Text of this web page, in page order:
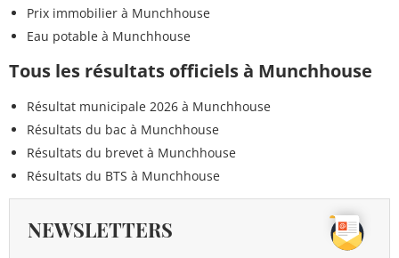
Prix immobilier à Munchhouse
Eau potable à Munchhouse
Tous les résultats officiels à Munchhouse
Résultat municipale 2026 à Munchhouse
Résultats du bac à Munchhouse
Résultats du brevet à Munchhouse
Résultats du BTS à Munchhouse
NEWSLETTERS